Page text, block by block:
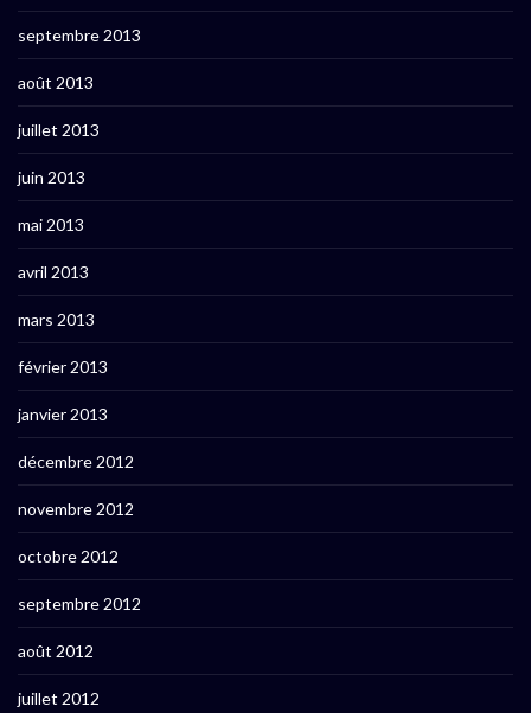
septembre 2013
août 2013
juillet 2013
juin 2013
mai 2013
avril 2013
mars 2013
février 2013
janvier 2013
décembre 2012
novembre 2012
octobre 2012
septembre 2012
août 2012
juillet 2012